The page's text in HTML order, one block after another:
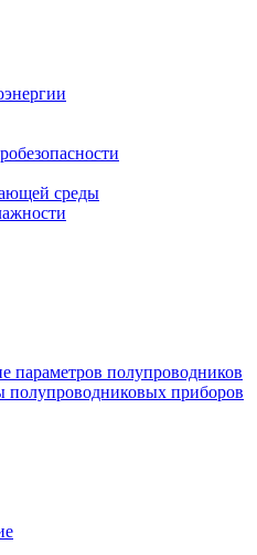
среды
параметров полупроводников
полупроводниковых приборов